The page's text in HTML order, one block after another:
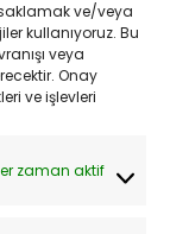
ve/veya
kullanıyoruz. Bu
veya
Onay
ve işlevleri
zaman aktif